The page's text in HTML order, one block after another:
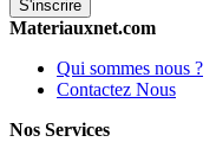
S'inscrire
Materiauxnet.com
Qui sommes nous ?
Contactez Nous
Nos Services